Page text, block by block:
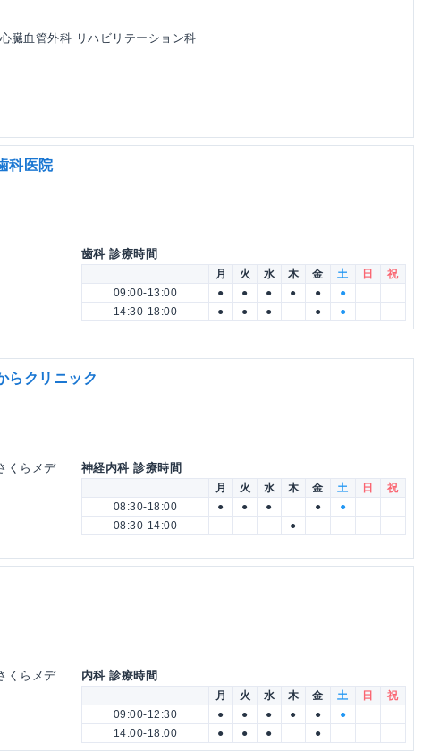
臓血管外科 リハビリテーション科
科医院
歯科 診療時間
月 火 水 木 金 土 日
祝
09:00-13:00
● ● ● ● ●
●
14:30-18:00
● ● ● ● ●
らクリニック
くらメデ
神経内科 診療時間
月 火 水 木 金 土 日
祝
08:30-18:00
● ● ● ●
●
08:30-14:00
●
くらメデ
内科 診療時間
月 火 水 木 金 土 日
祝
09:00-12:30
● ● ● ● ●
●
14:00-18:00
● ● ● ●